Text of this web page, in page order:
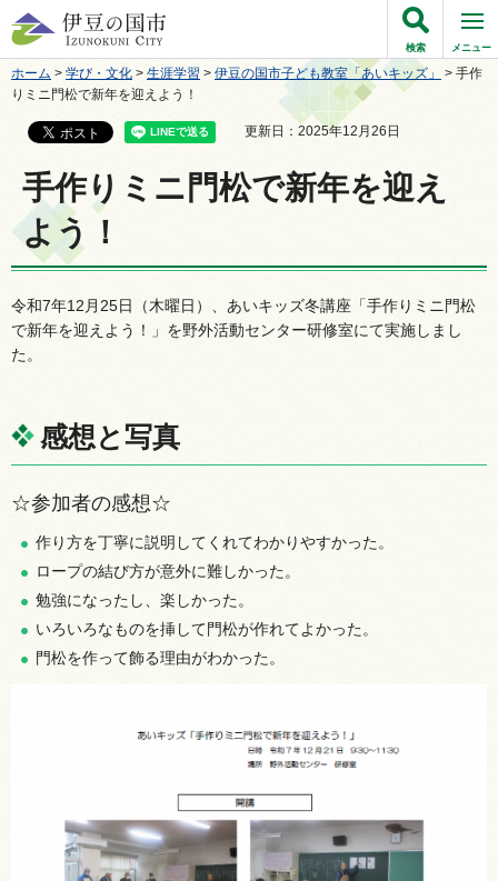
伊豆の国市
検索 メニュー
ホーム > 学び・文化 > 生涯学習 > 伊豆の国市子ども教室「あいキッズ」
> 手作
りミニ門松で新年を迎えよう！
更新日：2025年12月26日
手作りミニ門松で新年を迎え
よう！
令和7年12月25日（木曜日）、あいキッズ冬講座「手作りミニ門松
で新年を迎えよう！」を野外活動センター研修室にて実施しまし
た。
感想と写真
☆参加者の感想☆
作り方を丁寧に説明してくれてわかりやすかった。
ロープの結び方が意外に難しかった。
勉強になったし、楽しかった。
いろいろなものを挿して門松が作れてよかった。
門松を作って飾る理由がわかった。